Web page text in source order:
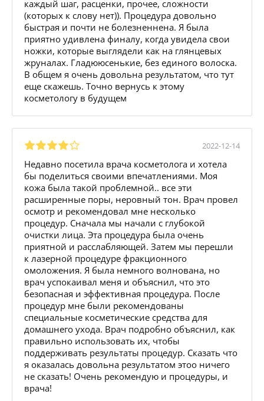
каждый шаг, расценки, прочее, сложности
(которых к слову нет)). Процедура довольно
быстрая и почти не болезненнена. Я была
приятно удивлена финалу, когда увидела свои
ножки, которые выглядели как на глянцевых
жруналах. Гладююсенькие, без единого волоска.
В общем я очень довольна результатом, что тут
еще скажешь. Точно вернусь к этому
косметологу в будущем
2022-12-14
Недавно посетила врача косметолога и хотела
бы поделиться своими впечатлениями. Моя
кожа была такой проблемной.. все эти
расширенные поры, неровный тон. Врач провел
осмотр и рекомендовал мне несколько
процедур. Сначала мы начали с глубокой
очистки лица. Эта процедура была очень
приятной и расслабляющей. Затем мы перешли
к лазерной процедуре фракционного
омоложения. Я была немного волнована, но
врач успокаивал меня и объяснил, что это
безопасная и эффективная процедура. После
процедур мне были рекомендованы
специальные косметические средства для
домашнего ухода. Врач подробно объяснил, как
правильно использовать их, чтобы
поддерживать результаты процедур. Сказать что
я оказалась довольна результатом этоо ничего
не сказать! Очень рекомендую и процедуры, и
врача!